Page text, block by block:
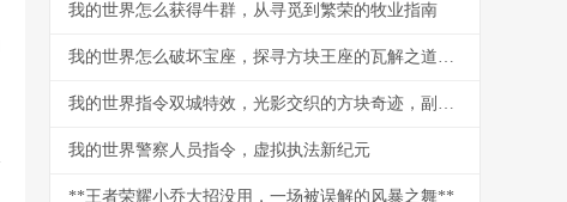
我的世界怎么获得牛群，从寻觅到繁荣的牧业指南
我的世界怎么破坏宝座，探寻方块王座的瓦解之道，副标题，方块王权崩塌的技艺与哲思
我的世界指令双城特效，光影交织的方块奇迹，副标题，指令魔法构建的视觉史诗
我的世界警察人员指令，虚拟执法新纪元
**王者荣耀小乔大招没用，一场被误解的风暴之舞**